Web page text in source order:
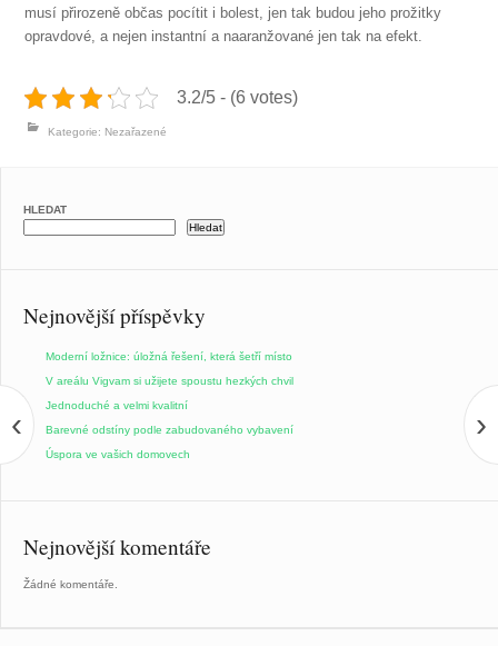
musí přirozeně občas pocítit i bolest, jen tak budou jeho prožitky
opravdové, a nejen instantní a naaranžované jen tak na efekt.
3.2/5 - (6 votes)
Kategorie: Nezařazené
‹ ›
HLEDAT
Hledat
Nejnovější příspěvky
Moderní ložnice: úložná řešení, která šetří místo
V areálu Vigvam si užijete spoustu hezkých chvil
Jednoduché a velmi kvalitní
Barevné odstíny podle zabudovaného vybavení
Úspora ve vašich domovech
Nejnovější komentáře
Žádné komentáře.